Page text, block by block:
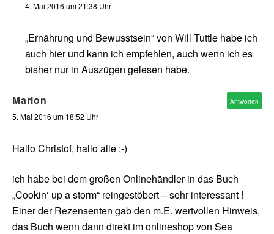
4. Mai 2016 um 21:38 Uhr
„Ernährung und Bewusstsein“ von Will Tuttle habe ich
auch hier und kann ich empfehlen, auch wenn ich es
bisher nur in Auszügen gelesen habe.
Marion
5. Mai 2016 um 18:52 Uhr
Hallo Christof, hallo alle :-)
ich habe bei dem großen Onlinehändler in das Buch
„Cookin‘ up a storm“ reingestöbert – sehr interessant !
Einer der Rezensenten gab den m.E. wertvollen Hinweis,
das Buch wenn dann direkt im onlineshop von Sea
Antworten